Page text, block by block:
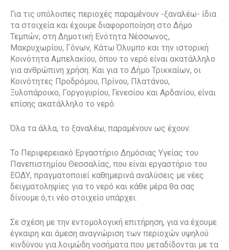
Για τις υπόλοιπες περιοχές παραμένουν -ξαναλέω- ίδια
τα στοιχεία και έχουμε διαφοροποίηση στο Δήμο
Τεμπών, στη Δημοτική Ενότητα Νέσσωνος,
Μακρυχωρίου, Γόνων, Κάτω Όλυμπο και την ιστορική
Κοινότητα Αμπελακίου, όπου το νερό είναι ακατάλληλο
για ανθρώπινη χρήση. Και για το Δήμο Τρικκαίων, οι
Κοινότητες Προδρόμου, Πρίνου, Πλατάνου,
Ξυλοπάροικο, Γοργογυρίου, Γενεσίου και Αρδανίου, είναι
επίσης ακατάλληλο το νερό.
Όλα τα άλλα, το ξαναλέω, παραμένουν ως έχουν.
Το Περιφερειακό Εργαστήριο Δημόσιας Υγείας του
Πανεπιστημίου Θεσσαλίας, που είναι εργαστήριο του
ΕΟΔΥ, πραγματοποιεί καθημερινά αναλύσεις με νέες
δειγματοληψίες για το νερό και κάθε μέρα θα σας
δίνουμε ό,τι νέο στοιχείο υπάρχει.
Σε σχέση με την εντομολογική επιτήρηση, για να έχουμε
έγκαιρη και άμεση αναγνώριση των περιοχών υψηλού
κινδύνου για λοιμώδη νοσήματα που μεταδίδονται με τα